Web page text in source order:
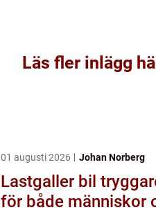
Läs fler inlägg
01 augusti 2026 Johan Norberg
Lastgaller bil tryggare transport
för både människor